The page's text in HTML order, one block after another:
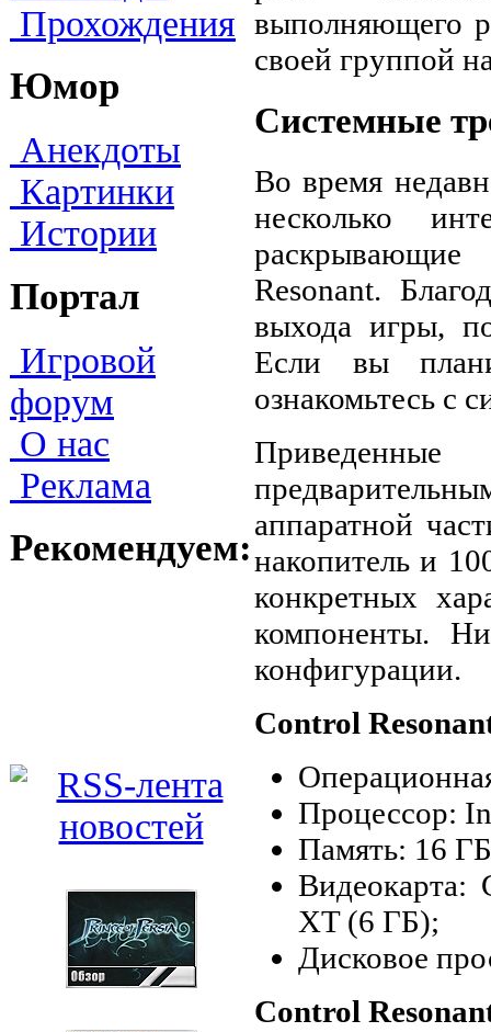
Прохождения
Юмор
Анекдоты
Картинки
Истории
Портал
Игровой
форум
О нас
Реклама
Рекомендуем:
выполняющего
своей группой
Системные
Во время
несколько
Resonant.
выхода игры,
Если вы
ознакомьтесь с
аппаратной
накопитель и
конкретных
компоненты.
конфигурации.
Control
Процессор:
Память: 16
XT (6 ГБ);
Дисковое
Control